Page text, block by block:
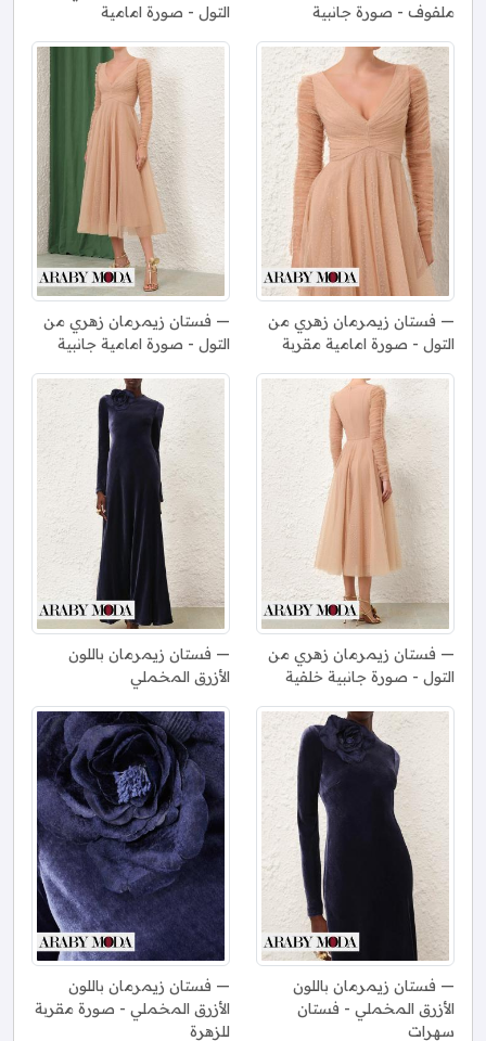
ملفوف - صورة جانبية
التول - صورة امامية
فستان زيمرمان زهري من
التول - صورة امامية مقربة
فستان زيمرمان زهري من
التول - صورة امامية جانبية
فستان زيمرمان زهري من
التول - صورة جانبية خلفية
فستان زيمرمان باللون
الأزرق المخملي
فستان زيمرمان باللون
الأزرق المخملي - فستان
سهرات
فستان زيمرمان باللون
الأزرق المخملي - صورة مقربة
للزهرة